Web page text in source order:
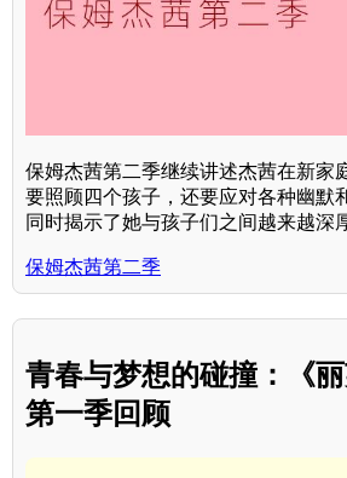
保姆杰茜第二季继续讲述杰茜在新家
要照顾四个孩子，还要应对各种幽默
同时揭示了她与孩子们之间越来越深
保姆杰茜第二季
青春与梦想的碰撞：《丽
第一季回顾